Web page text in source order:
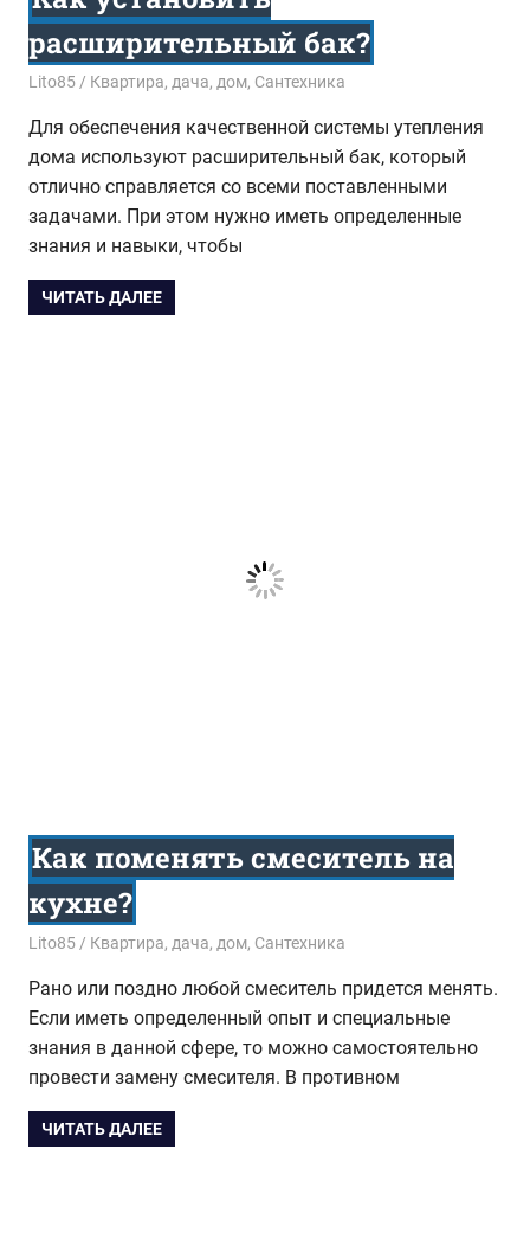
расширительный бак?
15.10.2016
Lito85 Квартира, дача, дом, Сантехника
Для обеспечения качественной системы утепления
дома используют расширительный бак, который
отлично справляется со всеми поставленными
задачами. При этом нужно иметь определенные
знания и навыки, чтобы
ЧИТАТЬ ДАЛЕЕ
Как поменять смеситель на
кухне?
27.09.2016
Lito85 Квартира, дача, дом, Сантехника
Рано или поздно любой смеситель придется менять.
Если иметь определенный опыт и специальные
знания в данной сфере, то можно самостоятельно
провести замену смесителя. В противном
ЧИТАТЬ ДАЛЕЕ